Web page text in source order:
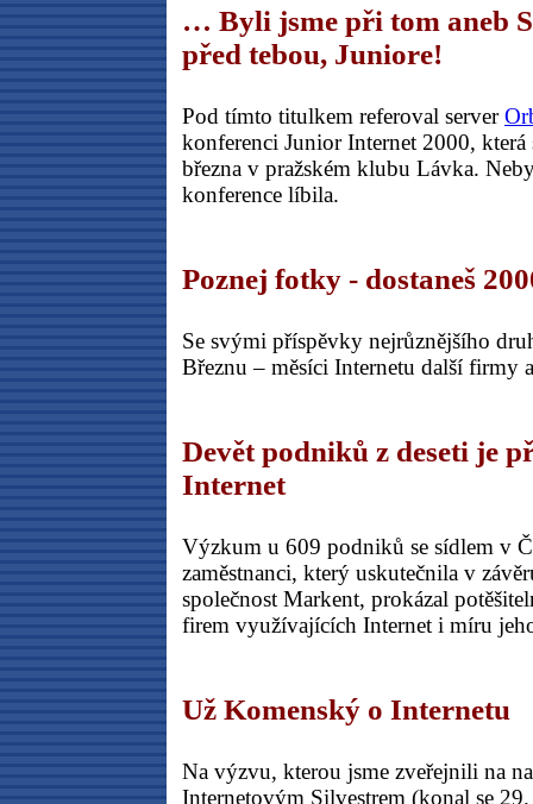
… Byli jsme při tom aneb
před tebou, Juniore!
Pod tímto titulkem referoval server
konferenci Junior Internet 2000, která
března v pražském klubu Lávka.
konference líbila.
Poznej fotky - dostaneš
Se svými příspěvky nejrůznějšího
Březnu – měsíci Internetu další firmy
Devět podniků z deseti je
Internet
Výzkum u 609 podniků se sídlem v
zaměstnanci, který uskutečnila v
společnost Markent, prokázal
firem využívajících Internet i míru
Už Komenský o Internetu
Na výzvu, kterou jsme zveřejnili na
Internetovým Silvestrem (konal se